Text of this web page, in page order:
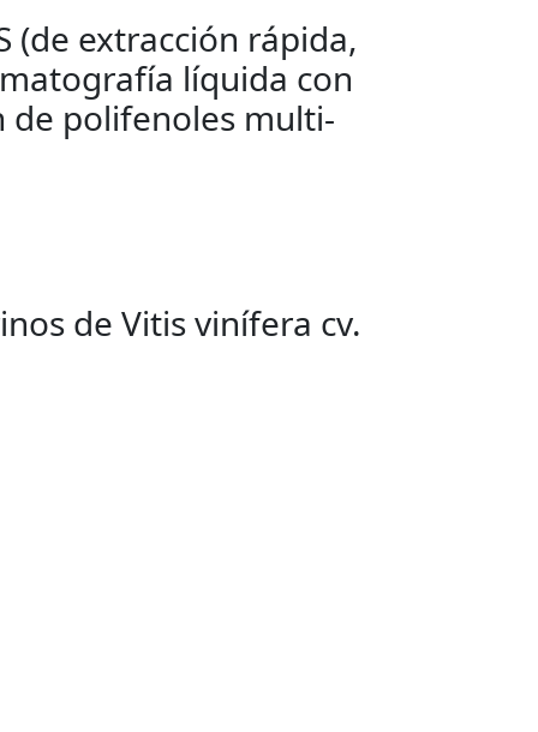
(de extracción rápida,
líquida con
polifenoles multi-
de Vitis vinífera cv.